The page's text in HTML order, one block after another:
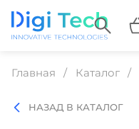
Главная Каталог
НАЗАД В КАТАЛОГ